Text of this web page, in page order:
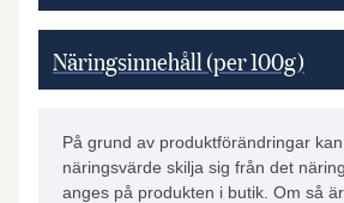
Näringsinnehåll (per 100g)
På grund av produktförändringar
näringsvärde skilja sig från det
anges på produkten i butik. Om så